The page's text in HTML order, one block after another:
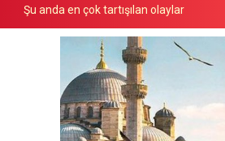
Şu anda en çok tartışılan olaylar